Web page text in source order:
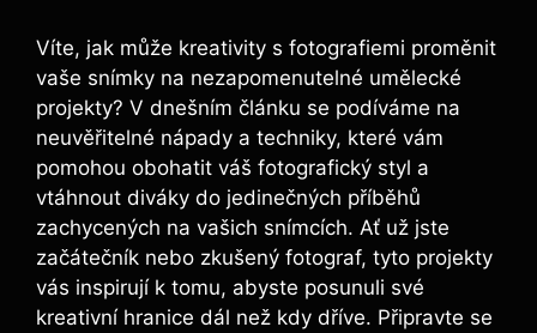
Víte, jak může kreativity s fotografiemi proměnit
vaše snímky na nezapomenutelné umělecké
projekty? V dnešním článku se podíváme na
neuvěřitelné nápady a techniky, které vám
pomohou obohatit váš fotografický styl a
vtáhnout diváky do jedinečných příběhů
zachycených na vašich snímcích. Ať už jste
začátečník nebo zkušený fotograf, tyto projekty
vás inspirují k tomu, abyste posunuli své
kreativní hranice dál než kdy dříve. Připravte se